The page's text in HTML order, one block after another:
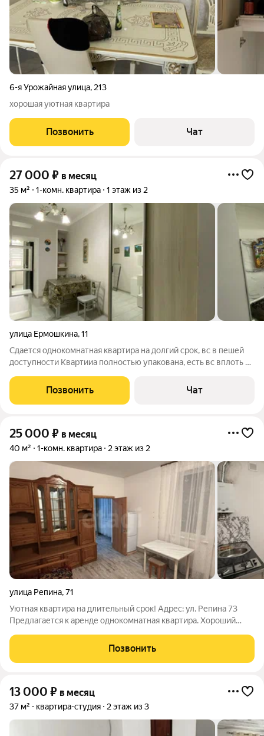
6-я Урожайная улица, 213
хорошая уютная квартира
Позвонить Чат
27 000 ₽ в месяц
35 м² 1-комн. квартира 1 этаж из 2
улица Ермошкина,11
Сдается однокомнатная квартира на долгий срок, вс в пешей
доступности Квартииа полностью упакована, есть вс вплоть до
Позвонить Чат
25 000 ₽ в месяц
40 м² 1-комн. квартира 2 этаж из 2
улица Репина,71
Уютная квартира на длительный срок! Адрес: ул. Репина 73
Предлагается к аренде однокомнатная квартира. Хороший
ремонт, вся необходимая мебель имеется. Спокойный, тихий
район с дружелюбными
Позвонить
13 000 ₽ в месяц
37 м² квартира-студия 2 этаж из 3